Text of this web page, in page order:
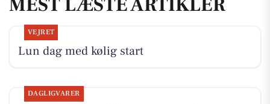
VEJRET
Lun dag med kølig start
DAGLIGVARER